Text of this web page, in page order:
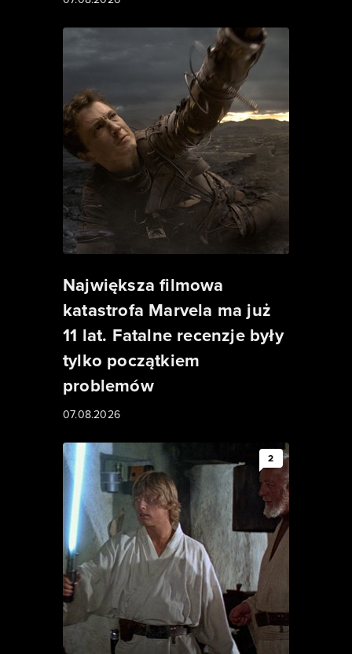
Największa filmowa
katastrofa Marvela ma już
11 lat. Fatalne recenzje były
tylko początkiem
problemów
07.08.2026
2